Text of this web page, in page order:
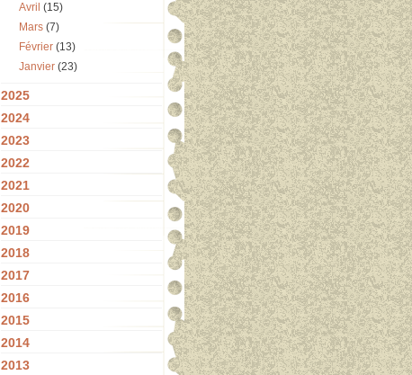
Avril (15)
Mars (7)
Février (13)
Janvier (23)
2025
2024
2023
2022
2021
2020
2019
2018
2017
2016
2015
2014
2013